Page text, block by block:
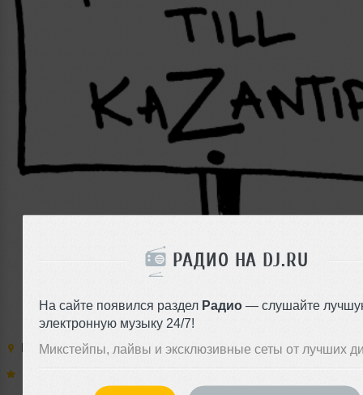
РАДИО НА DJ.RU
На сайте появился раздел Радио — слушайте
электронную музыку 24/7!
Микстейпы, лайвы и эксклюзивные сеты от лучших
Место:Ikra,Россия,Москва,Казакова ул., 8778-56-51